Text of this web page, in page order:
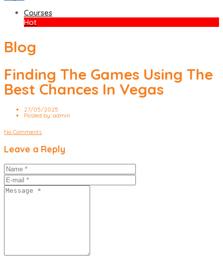
Courses
Hot
Blog
Finding The Games Using The
Best Chances In Vegas
27/05/2025
Posted by: admin
No Comments
Leave a Reply